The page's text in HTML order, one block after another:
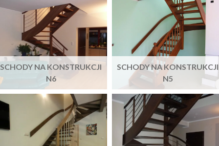
SCHODY NA KONSTRUKCJI
N6
SCHODY NA KONSTRUKCJI
N5